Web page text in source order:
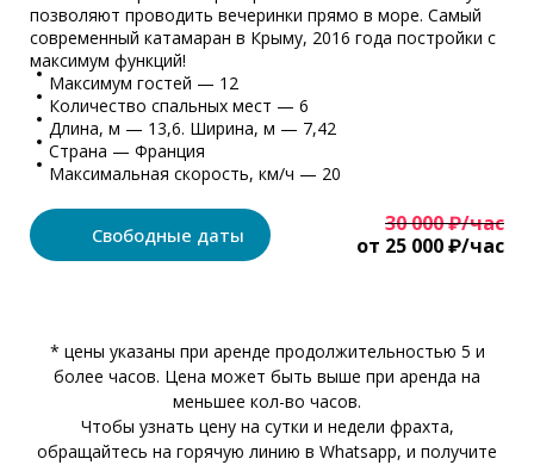
позволяют проводить вечеринки прямо в море. Самый
современный катамаран в Крыму, 2016 года постройки с
максимум функций!
Максимум гостей — 12
Количество спальных мест — 6
Длина, м — 13,6. Ширина, м — 7,42
Страна — Франция
Максимальная скорость, км/ч — 20
Свободные даты
30 000 ₽/час
от 25 000 ₽/час
* цены указаны при аренде продолжительностью 5 и
более часов. Цена может быть выше при аренда на
меньшее кол-во часов.
Чтобы узнать цену на сутки и недели фрахта,
обращайтесь на горячую линию в Whatsapp, и получите